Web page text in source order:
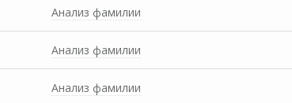
Анализ фамилии
Анализ фамилии
Анализ фамилии